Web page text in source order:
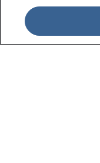
Om 1177
Kontakt